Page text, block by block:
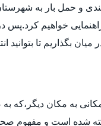
و حمل بار به
خواهیم کرد.پس در
بگذاریم تا بتوانید
مکانی به مکان
شده است و مفهوم